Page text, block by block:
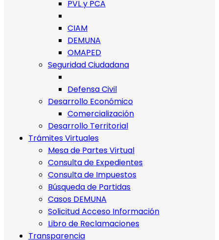
PVL y PCA
CIAM
DEMUNA
OMAPED
Seguridad Ciudadana
Defensa Civil
Desarrollo Económico
Comercialización
Desarrollo Territorial
Trámites Virtuales
Mesa de Partes Virtual
Consulta de Expedientes
Consulta de Impuestos
Búsqueda de Partidas
Casos DEMUNA
Solicitud Acceso Información
Libro de Reclamaciones
Transparencia